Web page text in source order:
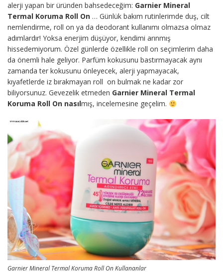
alerji yapan bir üründen bahsedeceğim: Garnier Mineral
Termal Koruma Roll On … Günlük bakım rutinlerimde duş, cilt
nemlendirme, roll on ya da deodorant kullanımı olmazsa olmaz
adımlardır! Yoksa enerjim düşüyor, kendimi arınmış
hissedemiyorum. Özel günlerde özellikle roll on seçimlerim daha
da önemli hale geliyor. Parfüm kokusunu bastırmayacak aynı
zamanda ter kokusunu önleyecek, alerji yapmayacak,
kıyafetlerde iz bırakmayan roll on bulmak ne kadar zor
biliyorsunuz. Gevezelik etmeden Garnier Mineral Termal
Koruma Roll On nasılmış, incelemesine geçelim.
Garnier Mineral Termal Koruma Roll On Kullananlar